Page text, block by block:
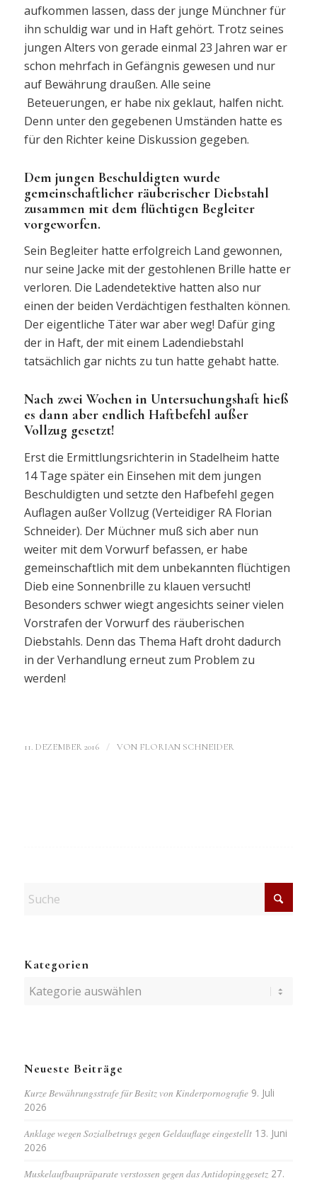
aufkommen lassen, dass der junge Münchner für
ihn schuldig war und in Haft gehört. Trotz seines
jungen Alters von gerade einmal 23 Jahren war er
schon mehrfach in Gefängnis gewesen und nur
auf Bewährung draußen. Alle seine
Beteuerungen, er habe nix geklaut, halfen nicht.
Denn unter den gegebenen Umständen hatte es
für den Richter keine Diskussion gegeben.
Dem jungen Beschuldigten wurde
gemeinschaftlicher räuberischer Diebstahl
zusammen mit dem flüchtigen Begleiter
vorgeworfen.
Sein Begleiter hatte erfolgreich Land gewonnen,
nur seine Jacke mit der gestohlenen Brille hatte er
verloren. Die Ladendetektive hatten also nur
einen der beiden Verdächtigen festhalten können.
Der eigentliche Täter war aber weg! Dafür ging
der in Haft, der mit einem Ladendiebstahl
tatsächlich gar nichts zu tun hatte gehabt hatte.
Nach zwei Wochen in Untersuchungshaft hieß
es dann aber endlich Haftbefehl außer
Vollzug gesetzt!
Erst die Ermittlungsrichterin in Stadelheim hatte
14 Tage später ein Einsehen mit dem jungen
Beschuldigten und setzte den Hafbefehl gegen
Auflagen außer Vollzug (Verteidiger RA Florian
Schneider). Der Müchner muß sich aber nun
weiter mit dem Vorwurf befassen, er habe
gemeinschaftlich mit dem unbekannten flüchtigen
Dieb eine Sonnenbrille zu klauen versucht!
Besonders schwer wiegt angesichts seiner vielen
Vorstrafen der Vorwurf des räuberischen
Diebstahls. Denn das Thema Haft droht dadurch
in der Verhandlung erneut zum Problem zu
werden!
11. DEZEMBER 2016 / VON FLORIAN SCHNEIDER
Kategorien
Kategorien
Neueste Beiträge
Kurze Bewährungsstrafe für Besitz von Kinderpornografie 9. Juli
2026
Anklage wegen Sozialbetrugs gegen Geldauflage eingestellt 13. Juni
2026
Muskelaufbaupräparate verstossen gegen das Antidopinggesetz 27.